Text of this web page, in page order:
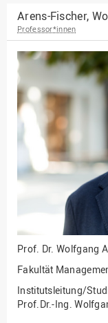
EU-Büro
Fakultät
und Informatik
Fakultät
Kultur und Technik
Fakultät
Finanzen
Forschung,
Drittmittel
Gebäude und
Gesellschaftliches
Engagement
Arens-Fischer,
Professor*innen
Prof. Dr. Wolfgang
Fakultät
Institutsleitung/
Prof.Dr.-Ing.